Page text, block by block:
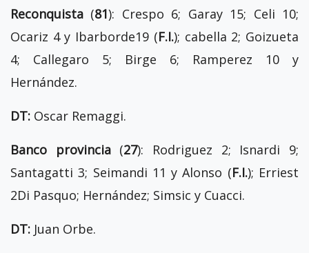
Reconquista (81): Crespo 6; Garay 15; Celi 10;
Ocariz 4 y Ibarborde19 (F.I.); cabella 2; Goizueta
4; Callegaro 5; Birge 6; Ramperez 10 y
Hernández.
DT: Oscar Remaggi.
Banco provincia (27): Rodriguez 2; Isnardi 9;
Santagatti 3; Seimandi 11 y Alonso (F.I.); Erriest
2Di Pasquo; Hernández; Simsic y Cuacci.
DT: Juan Orbe.